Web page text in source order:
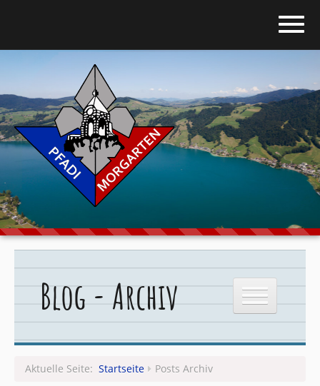
Blog
Über uns
Stufen
Downloads
Blog - Archiv
Aktuelle Seite: Startseite Posts Archiv